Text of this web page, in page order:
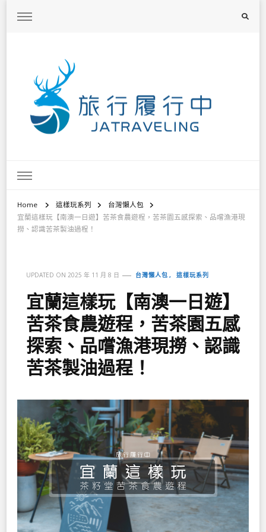
Home 這樣玩系列
台灣懶人包
宜蘭這樣玩【南澳一日遊】苦茶食農遊程，苦茶園五感探索、品嚐漁港現
撈、認識苦茶製油過程！
UPDATED ON 2025 年 11 月 8 日 台灣懶人包 這樣玩系列
宜蘭這樣玩【南澳一日遊】
苦茶食農遊程，苦茶園五感
探索、品嚐漁港現撈、認識
苦茶製油過程！